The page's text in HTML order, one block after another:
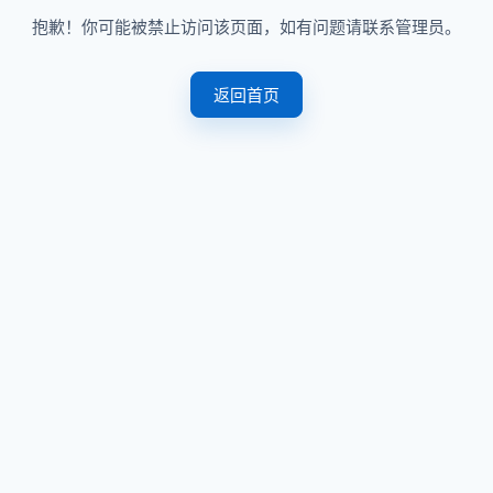
抱歉！你可能被禁止访问该页面，如有问题请联系管理员。
返回首页